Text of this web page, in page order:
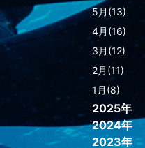
5月(13)
4月(16)
3月(12)
2月(11)
1月(8)
2025年
2024年
2023年